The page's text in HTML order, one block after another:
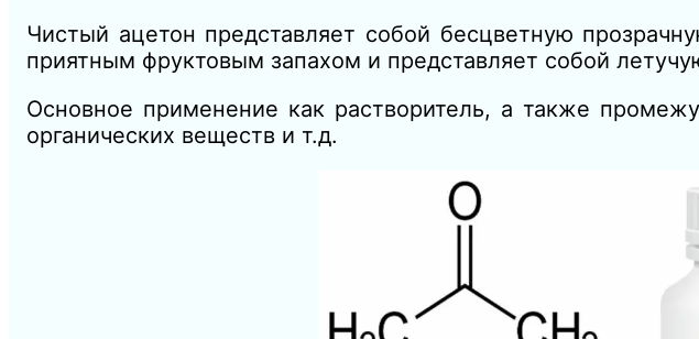
Чистый ацетон представляет собой бесцветную
приятным фруктовым запахом и представляет собой
Основное применение как растворитель, а также
органических веществ и т.д.